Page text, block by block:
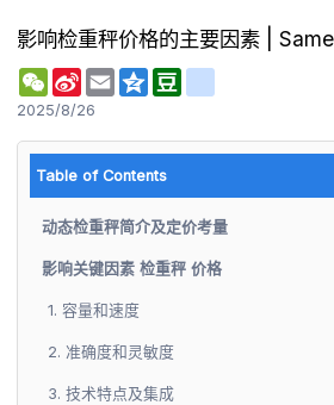
影响检重秤价格的主要因素 |
WeChat
Sina
Weibo
Email Qzone
2025/8/26
Table of Contents
动态检重秤简介及定价考量
影响关键因素 检重秤 价格
1. 容量和速度
2. 准确度和灵敏度
3. 技术特点及集成